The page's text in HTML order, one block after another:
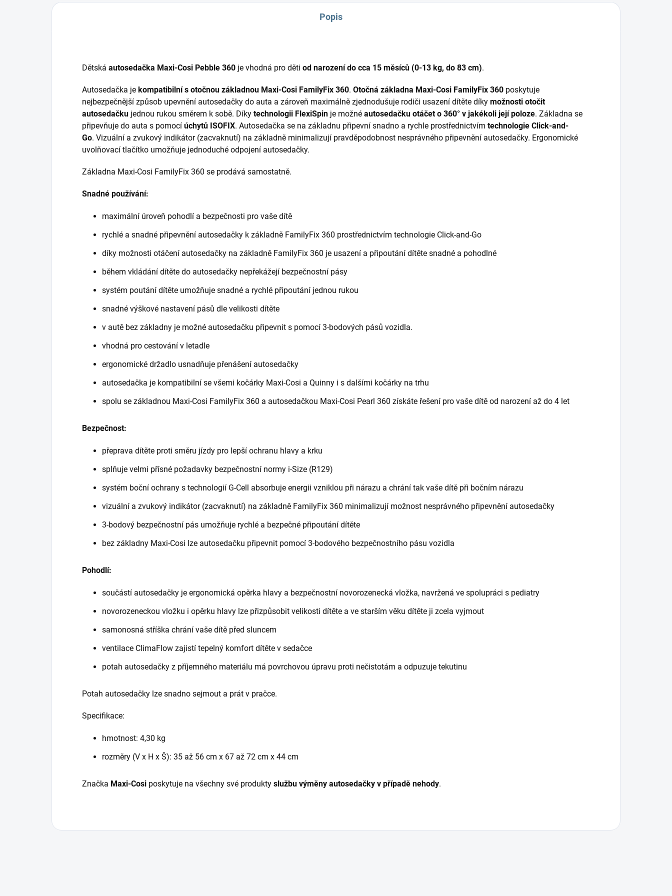
Popis
Dětská autosedačka Maxi-Cosi Pebble 360 je vhodná pro děti od narození do cca 15 měsíců (0-13 kg, do 83 cm).
Autosedačka je kompatibilní s otočnou základnou Maxi-Cosi FamilyFix 360. Otočná základna Maxi-Cosi FamilyFix 360 poskytuje
nejbezpečnější způsob upevnění autosedačky do auta a zároveň maximálně zjednodušuje rodiči usazení dítěte díky možnosti otočit
autosedačku jednou rukou směrem k sobě. Díky technologii FlexiSpin je možné autosedačku otáčet o 360° v jakékoli její poloze. Základna se
připevňuje do auta s pomocí úchytů ISOFIX. Autosedačka se na základnu připevní snadno a rychle prostřednictvím technologie Click-and-
Go. Vizuální a zvukový indikátor (zacvaknutí) na základně minimalizují pravděpodobnost nesprávného připevnění autosedačky. Ergonomické
uvolňovací tlačítko umožňuje jednoduché odpojení autosedačky.
Základna Maxi-Cosi FamilyFix 360 se prodává samostatně.
Snadné používání:
maximální úroveň pohodlí a bezpečnosti pro vaše dítě
rychlé a snadné připevnění autosedačky k základně FamilyFix 360 prostřednictvím technologie Click-and-Go
díky možnosti otáčení autosedačky na základně FamilyFix 360 je usazení a připoutání dítěte snadné a pohodlné
během vkládání dítěte do autosedačky nepřekážejí bezpečnostní pásy
systém poutání dítěte umožňuje snadné a rychlé připoutání jednou rukou
snadné výškové nastavení pásů dle velikosti dítěte
v autě bez základny je možné autosedačku připevnit s pomocí 3-bodových pásů vozidla.
vhodná pro cestování v letadle
ergonomické držadlo usnadňuje přenášení autosedačky
autosedačka je kompatibilní se všemi kočárky Maxi-Cosi a Quinny i s dalšími kočárky na trhu
spolu se základnou Maxi-Cosi FamilyFix 360 a autosedačkou Maxi-Cosi Pearl 360 získáte řešení pro vaše dítě od narození až do 4 let
Bezpečnost:
přeprava dítěte proti směru jízdy pro lepší ochranu hlavy a krku
splňuje velmi přísné požadavky bezpečnostní normy i-Size (R129)
systém boční ochrany s technologií G-Cell absorbuje energii vzniklou při nárazu a chrání tak vaše dítě při bočním nárazu
vizuální a zvukový indikátor (zacvaknutí) na základně FamilyFix 360 minimalizují možnost nesprávného připevnění autosedačky
3-bodový bezpečnostní pás umožňuje rychlé a bezpečné připoutání dítěte
bez základny Maxi-Cosi lze autosedačku připevnit pomocí 3-bodového bezpečnostního pásu vozidla
Pohodlí:
součástí autosedačky je ergonomická opěrka hlavy a bezpečnostní novorozenecká vložka, navržená ve spolupráci s pediatry
novorozeneckou vložku i opěrku hlavy lze přizpůsobit velikosti dítěte a ve starším věku dítěte ji zcela vyjmout
samonosná stříška chrání vaše dítě před sluncem
ventilace ClimaFlow zajistí tepelný komfort dítěte v sedačce
potah autosedačky z příjemného materiálu má povrchovou úpravu proti nečistotám a odpuzuje tekutinu
Potah autosedačky lze snadno sejmout a prát v pračce.
Specifikace:
hmotnost: 4,30 kg
rozměry (V x H x Š): 35 až 56 cm x 67 až 72 cm x 44 cm
Značka Maxi-Cosi poskytuje na všechny své produkty službu výměny autosedačky v případě nehody.